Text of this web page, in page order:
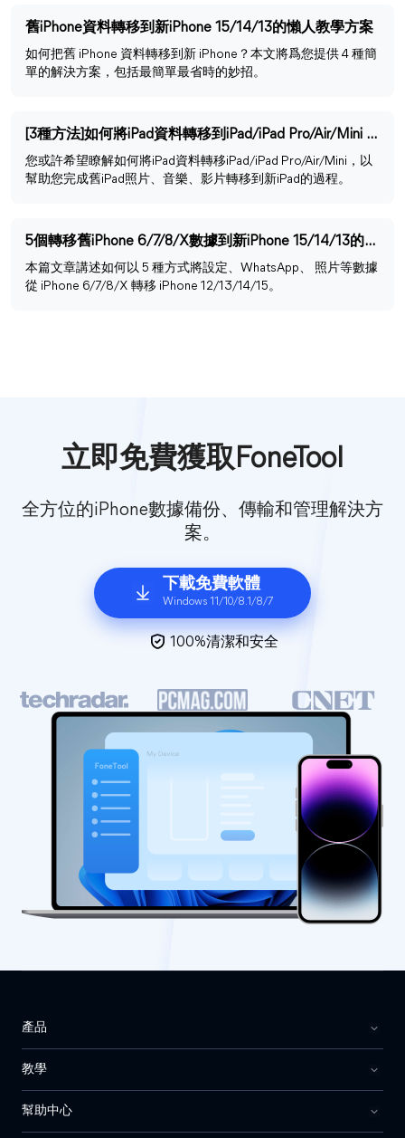
舊iPhone資料轉移到新iPhone 15/14/13的懶人教學方案
如何把舊 iPhone 資料轉移到新 iPhone？本文將爲您提供 4 種簡
單的解決方案，包括最簡單最省時的妙招。
[3種方法]如何將iPad資料轉移到iPad/iPad Pro/Air/Mini ？
您或許希望瞭解如何將iPad資料轉移iPad/iPad Pro/Air/Mini，以
幫助您完成舊iPad照片、音樂、影片轉移到新iPad的過程。
5個轉移舊iPhone 6/7/8/X數據到新iPhone 15/14/13的最佳方式
本篇文章講述如何以 5 種方式將設定、WhatsApp、 照片等數據
從 iPhone 6/7/8/X 轉移 iPhone 12/13/14/15。
立即免費獲取FoneTool
全方位的iPhone數據備份、傳輸和管理解決方
案。
下載免費軟體
Windows 11/10/8.1/8/7
100%清潔和安全
產品
教學
幫助中心